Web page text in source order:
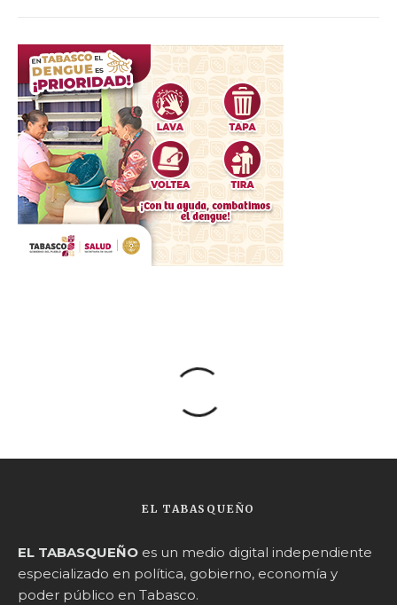
EL TABASQUEÑO
EL TABASQUEÑO es un medio digital independiente
especializado en política, gobierno, economía y
poder público en Tabasco.